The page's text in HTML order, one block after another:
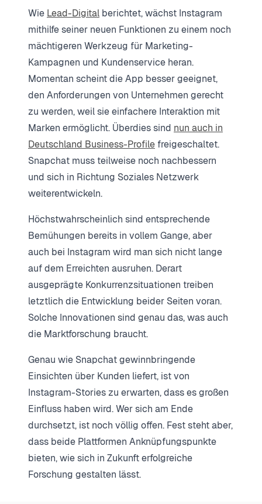
Wie Lead-Digital berichtet, wächst Instagram
mithilfe seiner neuen Funktionen zu einem noch
mächtigeren Werkzeug für Marketing-
Kampagnen und Kundenservice heran.
Momentan scheint die App besser geeignet,
den Anforderungen von Unternehmen gerecht
zu werden, weil sie einfachere Interaktion mit
Marken ermöglicht. Überdies sind nun auch in
Deutschland Business-Profile freigeschaltet.
Snapchat muss teilweise noch nachbessern
und sich in Richtung Soziales Netzwerk
weiterentwickeln.
Höchstwahrscheinlich sind entsprechende
Bemühungen bereits in vollem Gange, aber
auch bei Instagram wird man sich nicht lange
auf dem Erreichten ausruhen. Derart
ausgeprägte Konkurrenzsituationen treiben
letztlich die Entwicklung beider Seiten voran.
Solche Innovationen sind genau das, was auch
die Marktforschung braucht.
Genau wie Snapchat gewinnbringende
Einsichten über Kunden liefert, ist von
Instagram-Stories zu erwarten, dass es großen
Einfluss haben wird. Wer sich am Ende
durchsetzt, ist noch völlig offen. Fest steht aber,
dass beide Plattformen Anknüpfungspunkte
bieten, wie sich in Zukunft erfolgreiche
Forschung gestalten lässt.